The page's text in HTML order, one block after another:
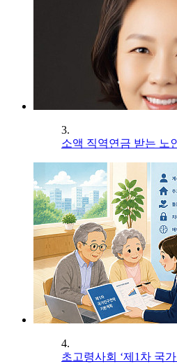
3.
소액 직역연금 받는 노
4.
초고령사회 ‘제1차 국